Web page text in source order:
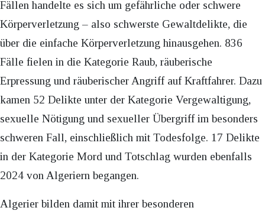
Fällen handelte es sich um gefährliche oder schwere
Körperverletzung – also schwerste Gewaltdelikte, die
über die einfache Körperverletzung hinausgehen. 836
Fälle fielen in die Kategorie Raub, räuberische
Erpressung und räuberischer Angriff auf Kraftfahrer. Dazu
kamen 52 Delikte unter der Kategorie Vergewaltigung,
sexuelle Nötigung und sexueller Übergriff im besonders
schweren Fall, einschließlich mit Todesfolge. 17 Delikte
in der Kategorie Mord und Totschlag wurden ebenfalls
2024 von Algeriern begangen.
Algerier bilden damit mit ihrer besonderen